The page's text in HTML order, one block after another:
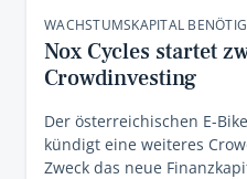
WACHSTUMSKAPITAL
Nox Cycles startet
Crowdinvesting
Der österreichischen E-
kündigt eine weiteres
Zweck das neue